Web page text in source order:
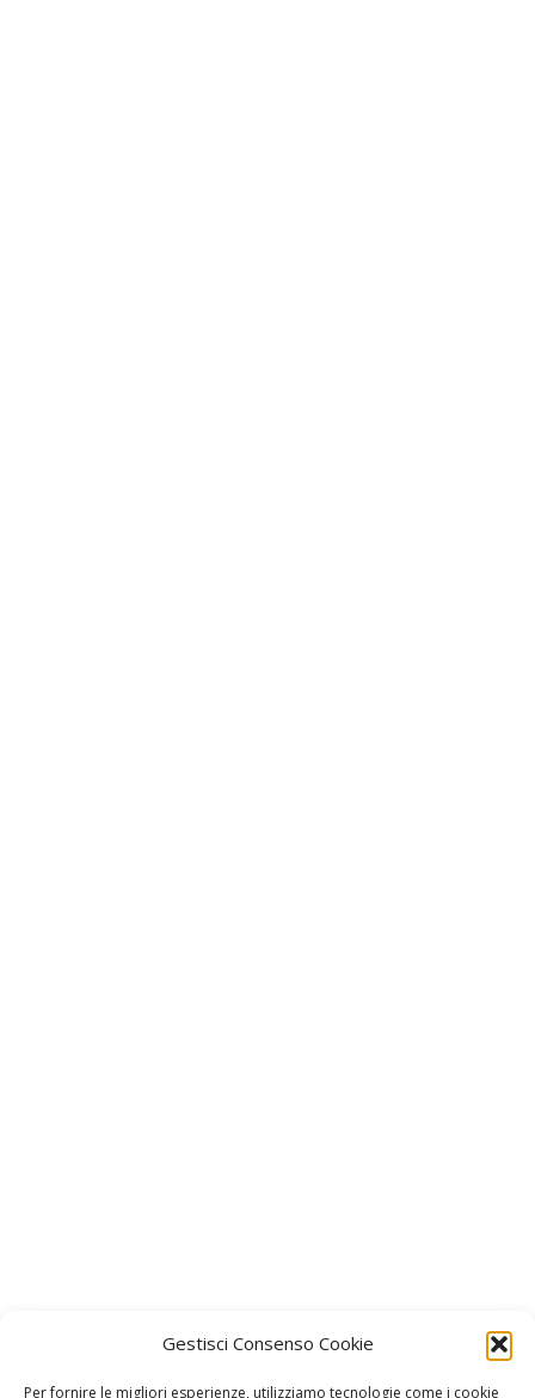
Gestisci Consenso Cookie
Per fornire le migliori esperienze, utilizziamo tecnologie come i cookie